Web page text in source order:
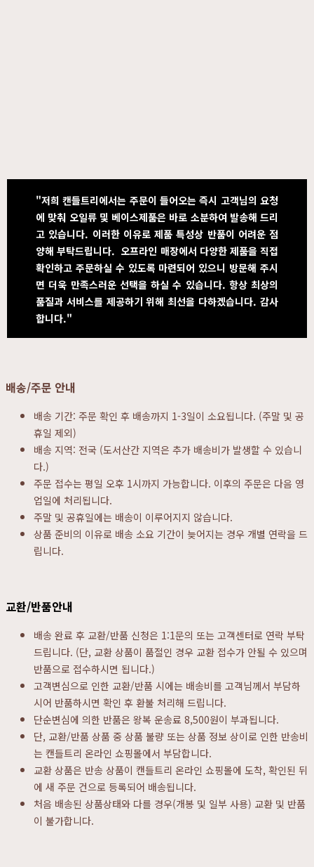
"저희 캔들트리에서는 주문이 들어오는 즉시 고객님의 요청
에 맞춰 오일류 및 베이스제품은 바로 소분하여 발송해 드리
고 있습니다. 이러한 이유로 제품 특성상 반품이 어려운 점
양해 부탁드립니다. 오프라인 매장에서 다양한 제품을 직접
확인하고 주문하실 수 있도록 마련되어 있으니 방문해 주시
면 더욱 만족스러운 선택을 하실 수 있습니다. 항상 최상의
품질과 서비스를 제공하기 위해 최선을 다하겠습니다. 감사
합니다."
배송/주문 안내
배송 기간: 주문 확인 후 배송까지 1-3일이 소요됩니다. (주말 및 공
휴일 제외)
배송 지역: 전국 (도서산간 지역은 추가 배송비가 발생할 수 있습니
다.)
주문 접수는 평일 오후 1시까지 가능합니다. 이후의 주문은 다음 영
업일에 처리됩니다.
주말 및 공휴일에는 배송이 이루어지지 않습니다.
상품 준비의 이유로 배송 소요 기간이 늦어지는 경우 개별 연락을 드
립니다.
교환/반품안내
배송 완료 후 교환/반품 신청은 1:1문의 또는 고객센터로 연락 부탁
드립니다. (단, 교환 상품이 품절인 경우 교환 접수가 안될 수 있으며
반품으로 접수하시면 됩니다.)
고객변심으로 인한 교환/반품 시에는 배송비를 고객님께서 부담하
시어 반품하시면 확인 후 환불 처리해 드립니다.
단순변심에 의한 반품은 왕복 운송료 8,500원이 부과됩니다.
단, 교환/반품 상품 중 상품 불량 또는 상품 정보 상이로 인한 반송비
는 캔들트리 온라인 쇼핑몰에서 부담합니다.
교환 상품은 반송 상품이 캔들트리 온라인 쇼핑몰에 도착, 확인된 뒤
에 새 주문 건으로 등록되어 배송됩니다.
처음 배송된 상품상태와 다를 경우(개봉 및 일부 사용) 교환 및 반품
이 불가합니다.